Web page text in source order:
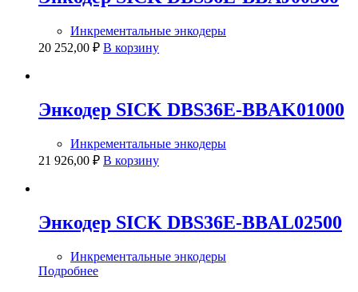
Инкрементальные энкодеры
20 252,00 ₽ В корзину
Энкодер SICK DBS36E-BBAK01000
Инкрементальные энкодеры
21 926,00 ₽ В корзину
Энкодер SICK DBS36E-BBAL02500
Инкрементальные энкодеры
Подробнее